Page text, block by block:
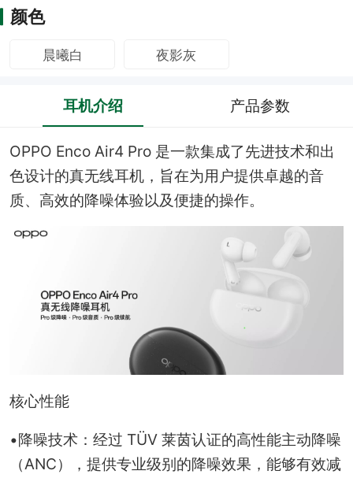
颜色
晨曦白 夜影灰
耳机介绍 产品参数
OPPO Enco Air4 Pro 是一款集成了先进技术和出
色设计的真无线耳机，旨在为用户提供卓越的音
质、高效的降噪体验以及便捷的操作。
核心性能
•降噪技术：经过 TÜV 莱茵认证的高性能主动降噪
（ANC），提供专业级别的降噪效果，能够有效减